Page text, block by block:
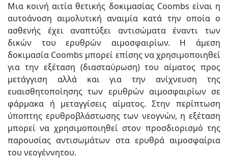
Μια κοινή αιτία θετικής δοκιμασίας Coombs είναι η
αυτοάνοση αιμολυτική αναιμία κατά την οποία ο
ασθενής έχει αναπτύξει αντισώματα έναντι των
δικών του ερυθρών αιμοσφαιρίων. Η άμεση
δοκιμασία Coombs μπορεί επίσης να χρησιμοποιηθεί
για την εξέταση (διασταύρωση) του αίματος προς
μετάγγιση αλλά και για την ανίχνευση της
ευαισθητοποίησης των ερυθρών αιμοσφαιρίων σε
φάρμακα ή μεταγγίσεις αίματος. Στην περίπτωση
ύποπτης ερυθροβλάστωσης των νεογνών, η εξέταση
μπορεί να χρησιμοποιηθεί στον προσδιορισμό της
παρουσίας αντισωμάτων στα ερυθρά αιμοσφαίρια
του νεογέννητου.